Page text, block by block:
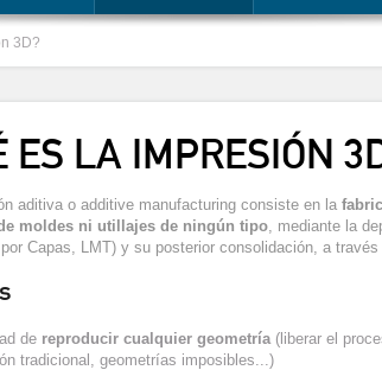
3D?
ES LA IMPRESIÓN
aditiva o additive manufacturing consiste en la
moldes ni utillajes de ningún tipo, mediante la
Capas, LMT) y su posterior consolidación, a través
de reproducir cualquier geometría(liberar el
tradicional, geometrías imposibles...)